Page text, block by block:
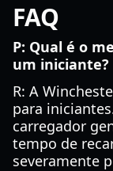
FAQ
P: Qual é o
um iniciante?
R: A
para
carregador
tempo de
severamente